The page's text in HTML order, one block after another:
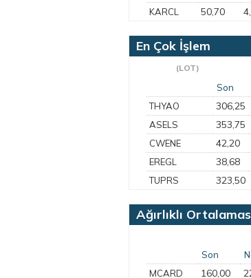
KARCL 50,70
En Çok İşlem
(LOT)
Son
THYAO
306,25
ASELS 353,75
CWENE 42,20
EREGL 38,68
TUPRS 323,50
Ağırlıklı
Son
MCARD
160,00